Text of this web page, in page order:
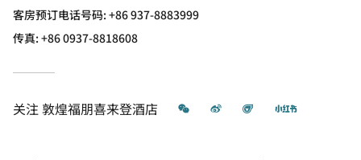
客房预订电话号码: +86 937-8883999
传真:+86 0937-8818608
关注 敦煌福朋喜来登酒店 微信 微博 飞猪 小红书